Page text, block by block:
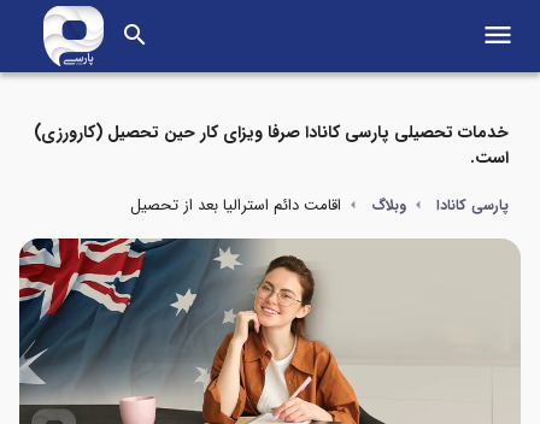
search menu
خدمات تحصیلی پارسی کانادا صرفا ویزای کار حین تحصیل (کارورزی)
است.
پارسی کانادا وبلاگ اقامت دائم استرالیا بعد از تحصیل